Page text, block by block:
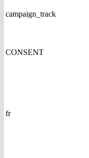
campaign_track
CONSENT
fr